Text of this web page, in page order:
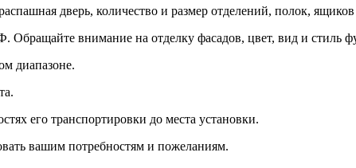
дверь, количество и размер отделений, полок,
внимание на отделку фасадов, цвет, вид и стиль
диапазоне.
его транспортировки до места установки.
вашим потребностям и пожеланиям.